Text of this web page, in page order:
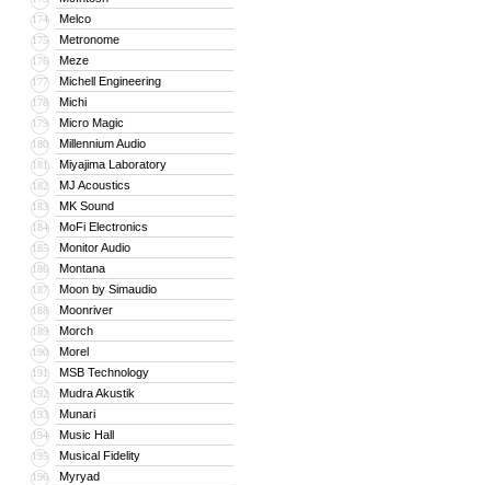
174 Melco
175 Metronome
176 Meze
177 Michell Engineering
178 Michi
179 Micro Magic
180 Millennium Audio
181 Miyajima Laboratory
182 MJ Acoustics
183 MK Sound
184 MoFi Electronics
185 Monitor Audio
186 Montana
187 Moon by Simaudio
188 Moonriver
189 Morch
190 Morel
191 MSB Technology
192 Mudra Akustik
193 Munari
194 Music Hall
195 Musical Fidelity
196 Myryad